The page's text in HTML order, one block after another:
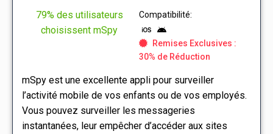
79% des utilisateurs
choisissent mSpy
Compatibilité:
Remises Exclusives :
30% de Réduction
mSpy est une excellente appli pour surveiller
l’activité mobile de vos enfants ou de vos employés.
Vous pouvez surveiller les messageries
instantanées, leur empêcher d’accéder aux sites